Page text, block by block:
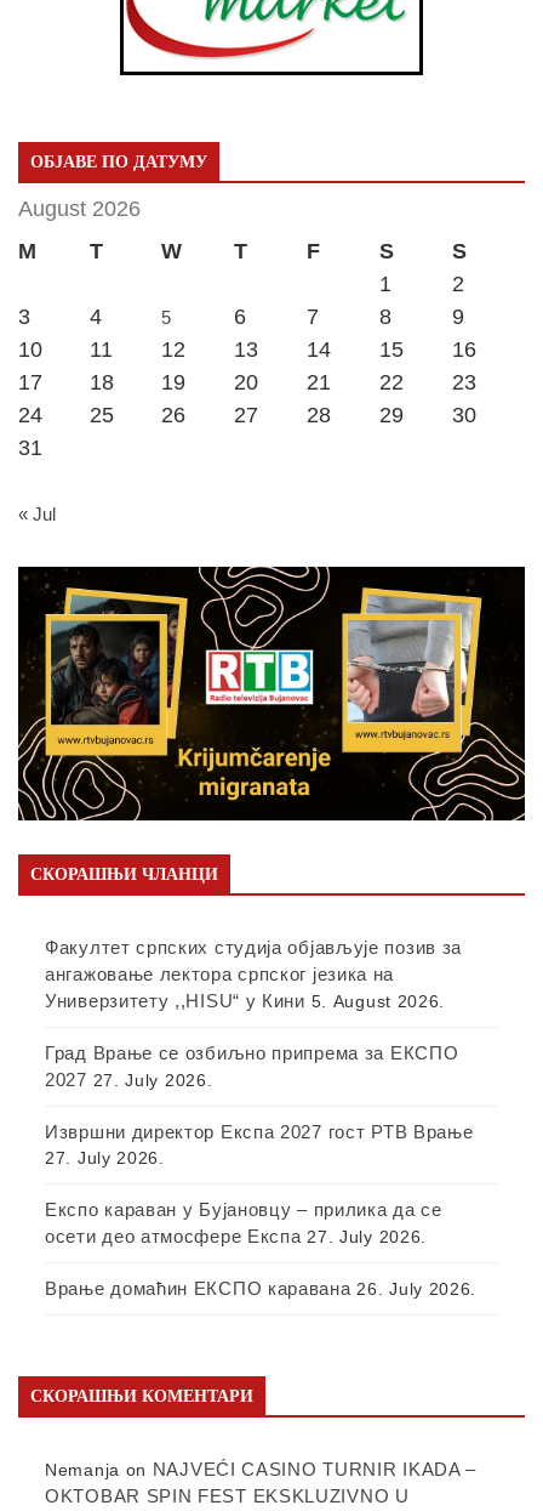
ОБЈАВЕ ПО ДАТУМУ
August 2026
M
T W T F S
S
1
2
3
4 5 6 7 8
9
10
11 12 13 14 15
16
17
18 19 20 21 22
23
24
25 26 27 28 29
30
31
« Jul
СКОРАШЊИ ЧЛАНЦИ
Факултет српских студија објављује позив за
ангажовање лектора српског језика на
Универзитету ,,HISU“ у Кини 5. August 2026.
Град Врање се озбиљно припрема за ЕКСПО
2027 27. July 2026.
Извршни директор Експа 2027 гост РТВ Врање
27. July 2026.
Експо караван у Бујановцу – прилика да се
осети део атмосфере Експа 27. July 2026.
Врање домаћин ЕКСПО каравана 26. July 2026.
СКОРАШЊИ КОМЕНТАРИ
Nemanja on NAJVEĆI CASINO TURNIR IKADA –
OKTOBAR SPIN FEST EKSKLUZIVNO U